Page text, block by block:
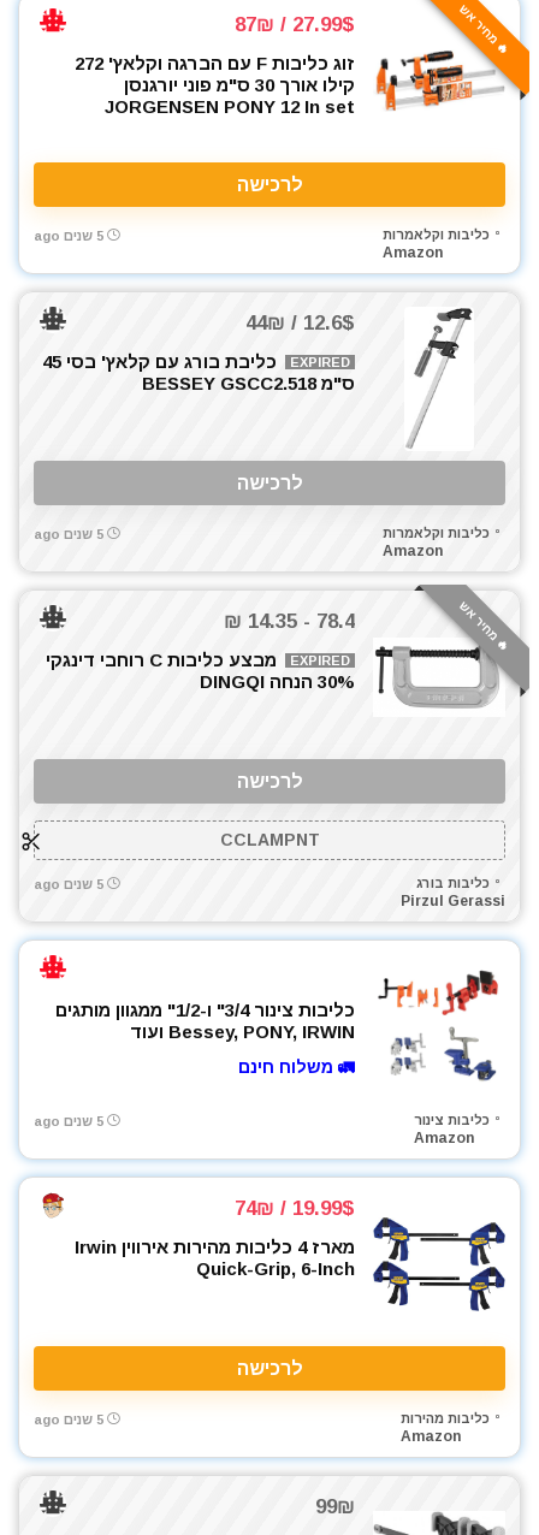
🔥 מחיר אש 27.99$ / 87₪
זוג כליבות F עם הברגה וקלאץ' 272
קילו אורך 30 ס"מ פוני יורגנסן
JORGENSEN PONY 12 In set
לרכישה
כליבות וקלאמרות
Amazon
5 שנים ago
12.6$ / 44₪
EXPIRED
כליבת בורג עם קלאץ' בסי 45
ס"מ BESSEY GSCC2.518
לרכישה
כליבות וקלאמרות
Amazon
5 שנים ago
🔥 מחיר אש 78.4 - 14.35 ₪
EXPIRED
מבצע כליבות C רוחבי דינגקי
30% הנחה DINGQI
לרכישה
CCLAMPNT
כליבות בורג
Pirzul Gerassi
5 שנים ago
כליבות צינור 3/4" ו-1/2" ממגוון מותגים
Bessey, PONY, IRWIN ועוד
🚛 משלוח חינם
כליבות צינור
Amazon
5 שנים ago
19.99$ / 74₪
מארז 4 כליבות מהירות אירווין Irwin
Quick-Grip, 6-Inch
לרכישה
כליבות מהירות
Amazon
5 שנים ago
99₪